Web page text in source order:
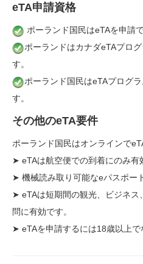
eTA申請資格
ポーランド国民はeTAを申請
ポーランドはカナダeTAプロ
す。
ポーランド国民はeTAプログ
す。
その他のeTA要件
ポーランド国民はオンラインで
➤ eTAは航空便での到着にのみ有
➤ 機械読み取り可能なeパスポー
➤ eTAは短期間の観光、ビジネス
問に有効です。
➤ eTAを申請するには18歳以上で